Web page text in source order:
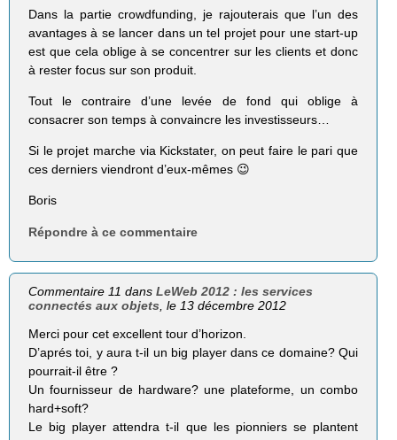
Dans la partie crowdfunding, je rajouterais que l’un des
avantages à se lancer dans un tel projet pour une start-up
est que cela oblige à se concentrer sur les clients et donc
à rester focus sur son produit.
Tout le contraire d’une levée de fond qui oblige à
consacrer son temps à convaincre les investisseurs…
Si le projet marche via Kickstater, on peut faire le pari que
ces derniers viendront d’eux-mêmes 😉
Boris
Répondre à ce commentaire
Commentaire 11 dansLeWeb 2012 : les services
connectés aux objets , le 13 décembre 2012
Merci pour cet excellent tour d’horizon.
D’aprés toi, y aura t-il un big player dans ce domaine? Qui
pourrait-il être ?
Un fournisseur de hardware? une plateforme, un combo
hard+soft?
Le big player attendra t-il que les pionniers se plantent